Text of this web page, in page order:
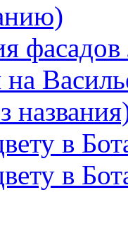
в
в